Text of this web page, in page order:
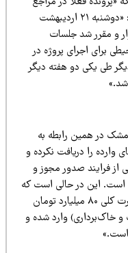
قضایی مطرح است»، به «پیام ما» می‌گوید: «دوشنبه ۲۱ اردیبهشت
شد جلسات
اجرای پروژه در
یکی دو هفته دیگر
همین رابطه به
را دریافت نکرده و
صدور مجوز و
این در حالی است که
در این عملیات طبق برآوردهای اولیه به‌صورت کلی ۸۰ میلیارد تومان
وارد شده و